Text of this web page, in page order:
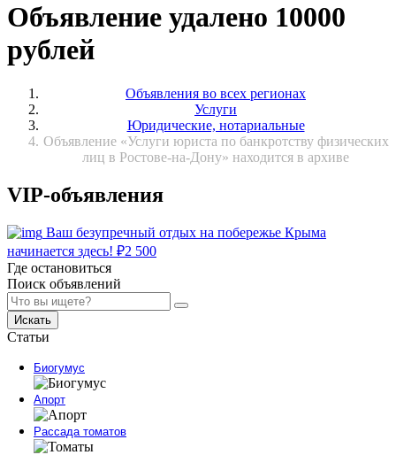
Объявление удалено 10000
рублей
Объявления во всех регионах
Услуги
Юридические, нотариальные
Объявление «Услуги юриста по банкротству физических
лиц в Ростове-на-Дону» находится в архиве
VIP-объявления
Ваш безупречный отдых на побережье Крыма
начинается здесь! ₽2 500
Где остановиться
Поиск объявлений
Искать
Статьи
Биогумус
Апорт
Рассада томатов